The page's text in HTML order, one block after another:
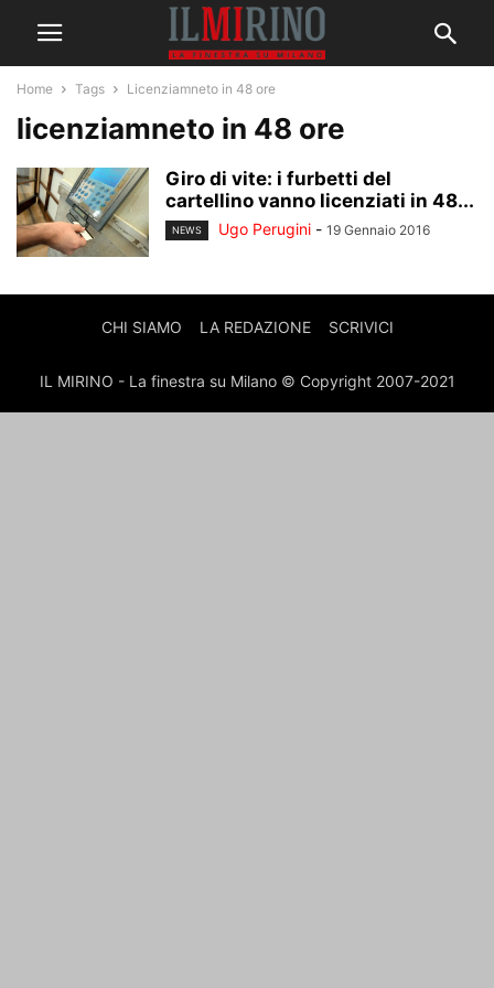
Home Tags Licenziamneto in 48 ore
licenziamneto in 48 ore
Giro di vite: i furbetti del
cartellino vanno licenziati in 48...
NEWS Ugo Perugini - 19 Gennaio 2016
CHI SIAMO LA REDAZIONE SCRIVICI
IL MIRINO - La finestra su Milano © Copyright 2007-2021